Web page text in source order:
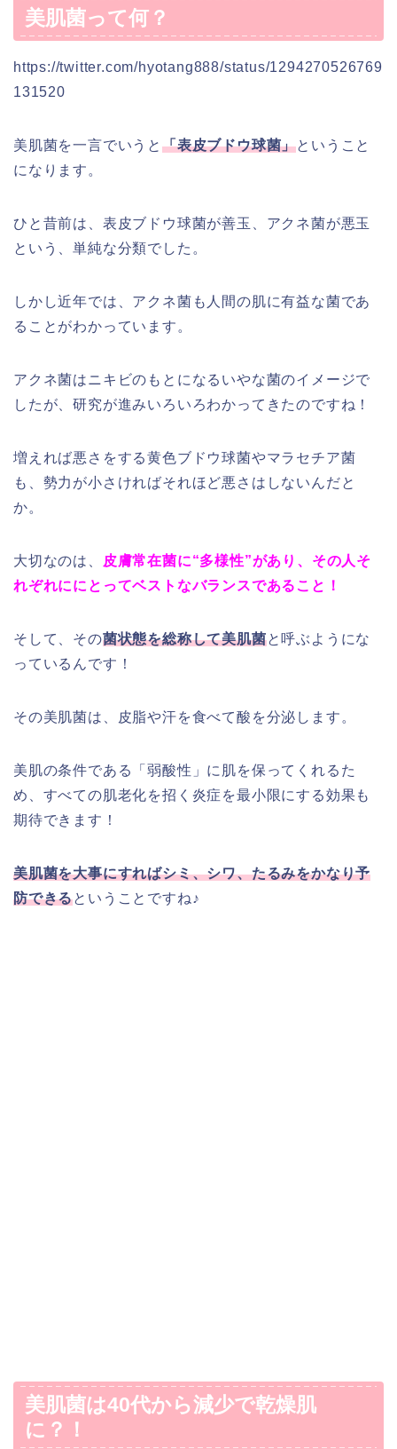
美肌菌って何？
https://twitter.com/hyotang888/status/1294270526769
131520
美肌菌を一言でいうと 「表皮ブドウ球菌」ということ
になります。
ひと昔前は、表皮ブドウ球菌が善玉、アクネ菌が悪玉
という、単純な分類でした。
しかし近年では、アクネ菌も人間の肌に有益な菌であ
ることがわかっています。
アクネ菌はニキビのもとになるいやな菌のイメージで
したが、研究が進みいろいろわかってきたのですね！
増えれば悪さをする黄色ブドウ球菌やマラセチア菌
も、勢力が小さければそれほど悪さはしないんだと
か。
大切なのは、
皮膚常在菌に“多様性”があり、その人そ
れぞれににとってベストなバランスであること！
そして、その菌状態を総称して美肌菌と呼ぶようにな
っているんです！
その美肌菌は、皮脂や汗を食べて酸を分泌します。
美肌の条件である「弱酸性」に肌を保ってくれるた
め、すべての肌老化を招く炎症を最小限にする効果も
期待できます！
美肌菌を大事にすればシミ、シワ、たるみをかなり予
防できるということですね♪
美肌菌は40代から減少で乾燥肌
に？！